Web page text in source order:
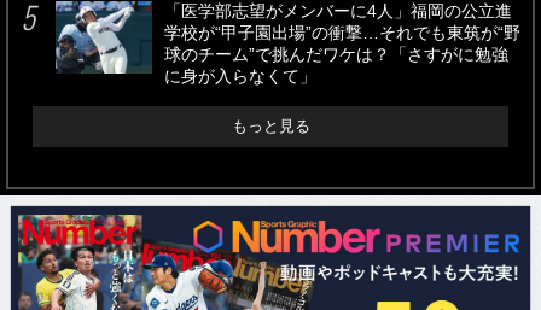
「医学部志望がメンバーに4人」福岡の公立進
学校が“甲子園出場”の衝撃…それでも東筑が“野
球のチーム”で挑んだワケは？「さすがに勉強
に身が入らなくて」
もっと見る